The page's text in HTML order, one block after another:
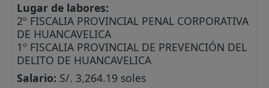
Lugar de labores:
2º FISCALIA PROVINCIAL PENAL CORPORATIVA
DE HUANCAVELICA
1º FISCALIA PROVINCIAL DE PREVENCIÓN DEL
DELITO DE HUANCAVELICA
Salario: S/. 3,264.19 soles